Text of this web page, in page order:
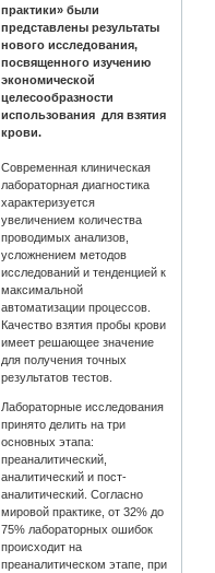
практики» были
представлены результаты
нового исследования,
посвященного изучению
экономической
целесообразности
использования для взятия
крови.
Современная клиническая
лабораторная диагностика
характеризуется
увеличением количества
проводимых анализов,
усложнением методов
исследований и тенденцией к
максимальной
автоматизации процессов.
Качество взятия пробы крови
имеет решающее значение
для получения точных
результатов тестов.
Лабораторные исследования
принято делить на три
основных этапа:
преаналитический,
аналитический и пост-
аналитический. Согласно
мировой практике, от 32% до
75% лабораторных ошибок
происходит на
преаналитическом этапе, при